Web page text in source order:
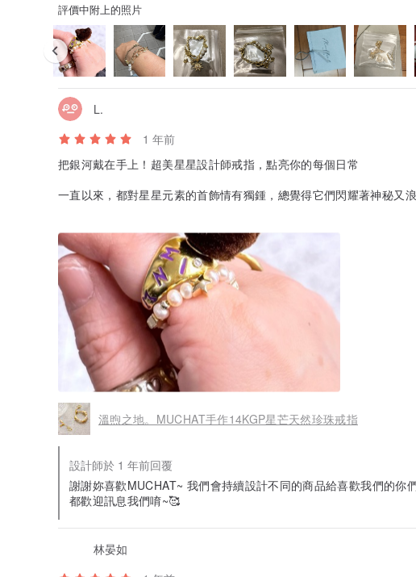
評價中附上的照片
L.
1 年前
把銀河戴在手上！超美星星設計師戒指，點亮你的每個日常
一直以來，都對星星元素的首飾情有獨鍾，總覺得它們閃耀著神秘又
總的來說，這枚星星設計師戒指無論是從設計、做工還是佩戴體驗上
是一件首飾，更是一件藝術品，點亮了我的每個日常。如果你也喜歡
又百搭的戒指，那麼這款絕對值得你入手！
溫煦之地。MUCHAT手作14KGP星芒天然珍珠戒指
設計師於 1 年前回覆
謝謝妳喜歡MUCHAT~ 我們會持續設計不同的商品給喜歡我們的你
都歡迎訊息我們唷~🥰
林晏如